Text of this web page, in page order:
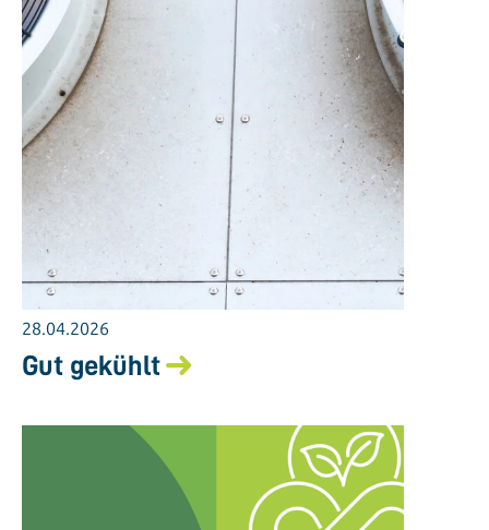
28.04.2026
Gut gekühlt